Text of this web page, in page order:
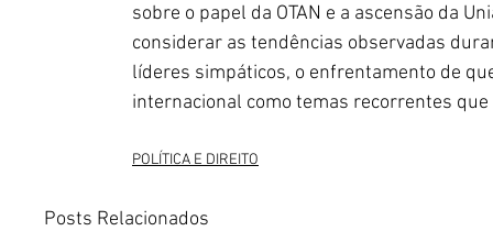
sobre o papel da OTAN e a ascensão da
considerar as tendências observadas
líderes simpáticos, o enfrentamento de
internacional como temas recorrentes
POLÍTICA E DIREITO
Posts Relacionados